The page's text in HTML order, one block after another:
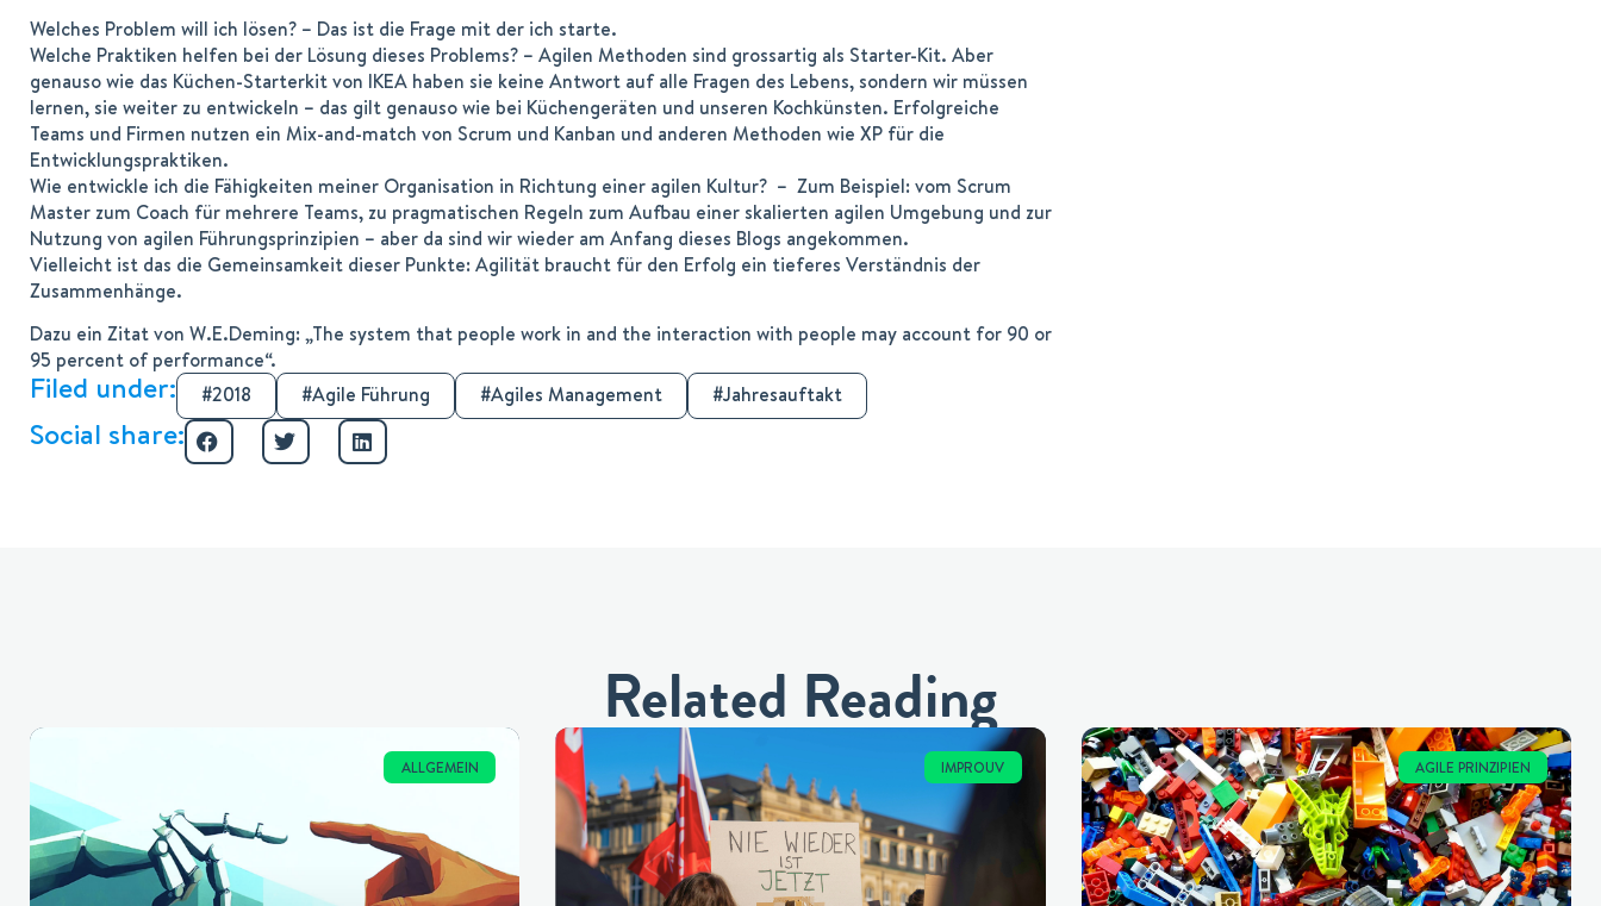
Welches Problem will ich lösen? – Das ist die Frage mit der ich starte.
Welche Praktiken helfen bei der Lösung dieses Problems? – Agilen Methoden sind grossartig als Starter-Kit. Aber
genauso wie das Küchen-Starterkit von IKEA haben sie keine Antwort auf alle Fragen des Lebens, sondern wir müssen
lernen, sie weiter zu entwickeln – das gilt genauso wie bei Küchengeräten und unseren Kochkünsten. Erfolgreiche
Teams und Firmen nutzen ein Mix-and-match von Scrum und Kanban und anderen Methoden wie XP für die
Entwicklungspraktiken.
Wie entwickle ich die Fähigkeiten meiner Organisation in Richtung einer agilen Kultur? – Zum Beispiel: vom Scrum
Master zum Coach für mehrere Teams, zu pragmatischen Regeln zum Aufbau einer skalierten agilen Umgebung und zur
Nutzung von agilen Führungsprinzipien – aber da sind wir wieder am Anfang dieses Blogs angekommen.
Vielleicht ist das die Gemeinsamkeit dieser Punkte: Agilität braucht für den Erfolg ein tieferes Verständnis der
Zusammenhänge.
Dazu ein Zitat von W.E.Deming: „The system that people work in and the interaction with people may account for 90 or
95 percent of performance“.
Filed under: 2018 Agile Führung Agiles Management Jahresauftakt
Social share:
Related Reading
ALLGEMEIN IMPROUV AGILE PRINZIPIEN